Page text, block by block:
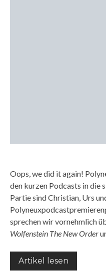
Oops, we did it again!
den kurzen Podcasts in die
Partie sind Christian, Urs
sprechen wir vornehmlich
Wolfenstein The New Order
Artikel lesen